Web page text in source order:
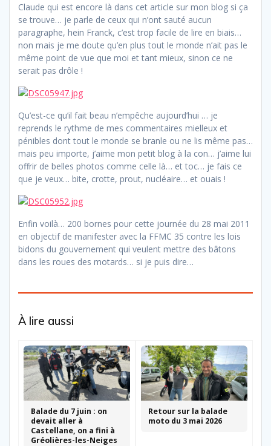
Claude qui est encore là dans cet article sur mon blog si ça
se trouve… je parle de ceux qui n’ont sauté aucun
paragraphe, hein Franck, c’est trop facile de lire en biais…
non mais je me doute qu’en plus tout le monde n’ait pas le
même point de vue que moi et tant mieux, sinon ce ne
serait pas drôle !
Qu’est-ce qu’il fait beau n’empêche aujourd’hui … je
reprends le rythme de mes commentaires mielleux et
pénibles dont tout le monde se branle ou ne lis même pas…
mais peu importe, j’aime mon petit blog à la con… j’aime lui
offrir de belles photos comme celle là… et toc… je fais ce
que je veux… bite, crotte, prout, nucléaire… et ouais !
Enfin voilà… 200 bornes pour cette journée du 28 mai 2011
en objectif de manifester avec la FFMC 35 contre les lois
bidons du gouvernement qui veulent mettre des bâtons
dans les roues des motards… si je puis dire…
À lire aussi
Balade du 7 juin : on
devait aller à
Castellane, on a fini à
Gréolières-les-Neiges
Retour sur la balade
moto du 3 mai 2026